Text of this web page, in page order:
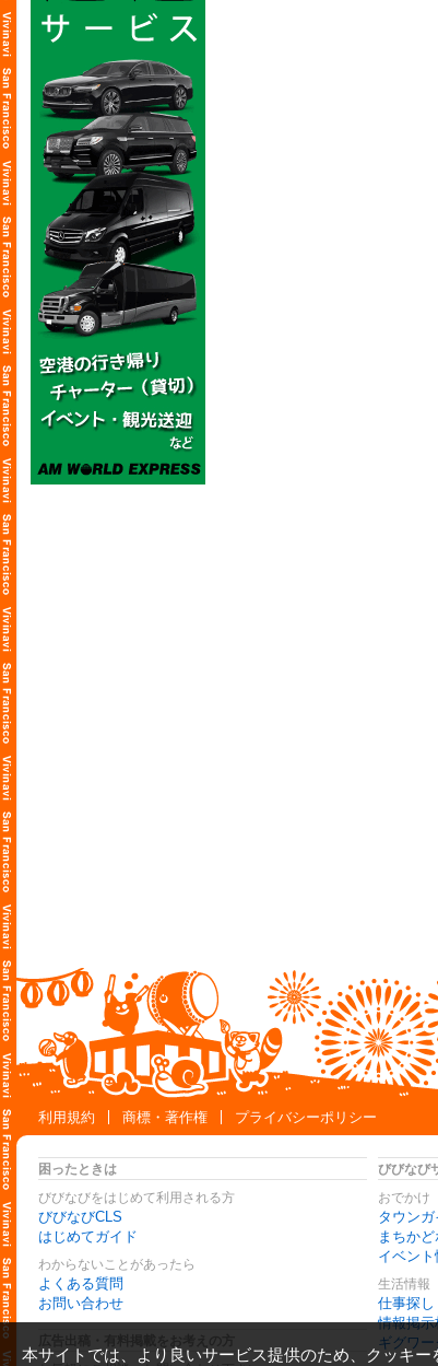
利用規約
商標・著作権 プライバシーポリシー
困ったときは
びびなびをはじめて利用される方
びびなびCLS
はじめてガイド
わからないことがあったら
よくある質問
お問い合わせ
びびなび
おでかけ
タウンガ
まちか
イベント
生活情報
仕事探し
情報掲示
ギグワー
本サイトでは、より良いサービス提供のため、クッキ